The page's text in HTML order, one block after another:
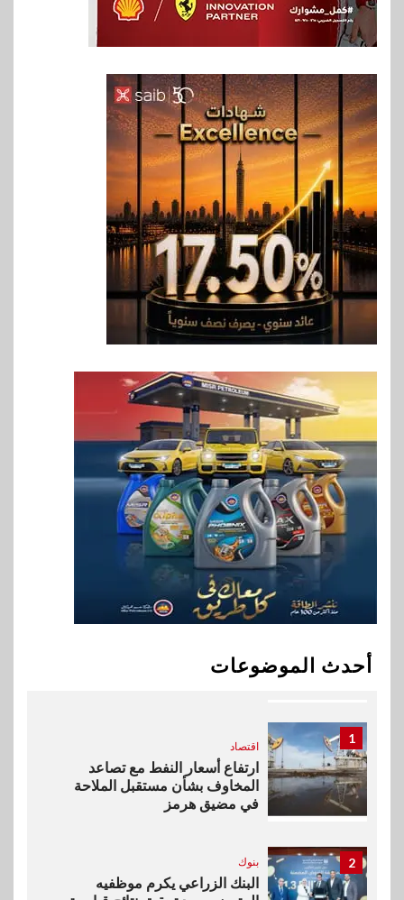
أحدث الموضوعات
6
بنوك
بنك QNB مصر يعزز جاهزية
المشروعات الصغيرة والمتوسطة
للنمو والتوسع
7 اخبار
فيكسد مصر و”حلول” تتشاركان
في تطوير أول منصة للسياحة
الصحية في مصر والشرق الأوسط
وأفريقيا Tour4Cure
8
سوق وصلة
هواوي: هاتف nova 15
Max بطارية ضخمة وتصميم متين
جهازًا مثاليًا للشباب
9 اقتصاد
إي اف چي فاينانس تستعرض
خطط نمو «بلد» لتعزيز حضورها
في سوق تحويلات المصريين
بالخارج
بيان توضيحي صادر عن شركة
ناتجاس
1
اقتصاد
ارتفاع أسعار النفط مع تصاعد
المخاوف بشأن مستقبل الملاحة
في مضيق هرمز
2 بنوك
البنك الزراعي يكرم موظفيه